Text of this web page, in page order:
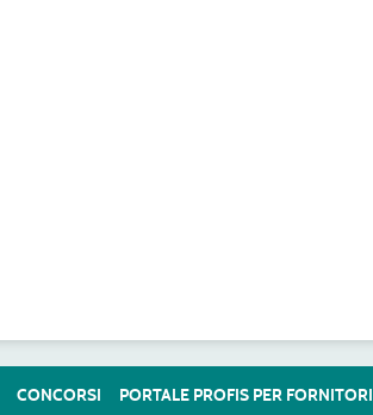
CONCORSI PORTALE PROFIS PER FORNITORI